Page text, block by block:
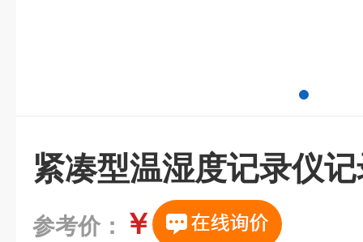
紧凑型温湿度记录仪
参考价： ￥